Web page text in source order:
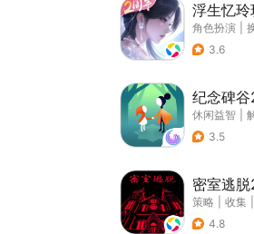
浮生忆玲
角色扮演
3.6
纪念碑谷
休闲益智
3.5
密室逃
策略 收集
4.8